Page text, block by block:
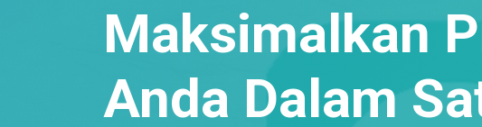
Maksimalkan
Anda Dalam